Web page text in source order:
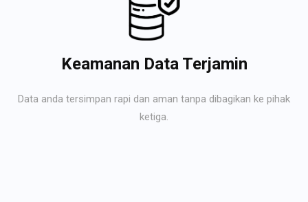
Keamanan Data Terjamin
Data anda tersimpan rapi dan aman tanpa dibagikan ke pihak
ketiga.